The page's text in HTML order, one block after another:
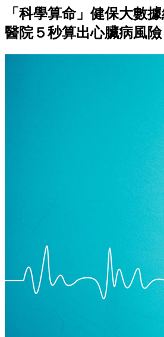
「科學算命」健保大數
醫院５秒算出心臟病風險